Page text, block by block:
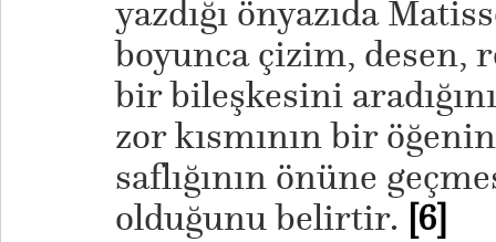
yazdığı önyazıda
boyunca çizim, desen,
bir bileşkesini
zor kısmının bir
saflığının önüne
olduğunu belirtir. [6]